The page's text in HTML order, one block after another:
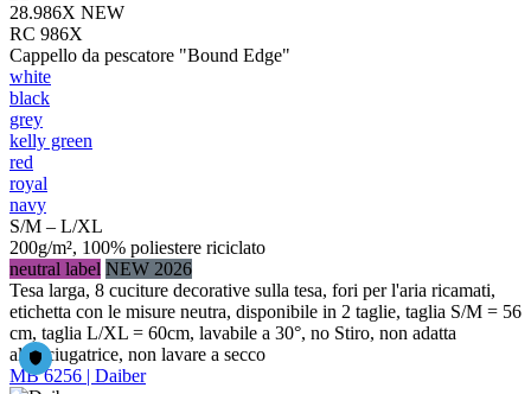
28.986X NEW
RC 986X
Cappello da pescatore "Bound Edge"
white
black
grey
kelly green
red
royal
navy
S/M – L/XL
200g/m², 100% poliestere riciclato
neutral label NEW 2026
Tesa larga, 8 cuciture decorative sulla tesa, fori per l'aria ricamati,
etichetta con le misure neutra, disponibile in 2 taglie, taglia S/M = 56
cm, taglia L/XL = 60cm, lavabile a 30°, no Stiro, non adatta
all'asciugatrice, non lavare a secco
MB 6256 | Daiber